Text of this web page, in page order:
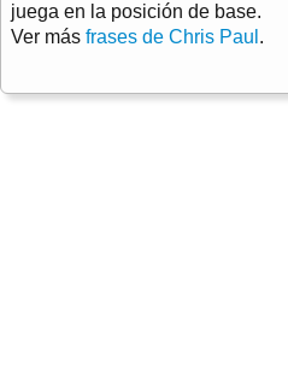
juega en la posición de base.
Ver más frases de Chris Paul .